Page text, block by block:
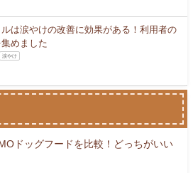
は涙やけの改善に効果がある！利用者の
めました
涙やけ
ドッグフードを比較！どっちがいい